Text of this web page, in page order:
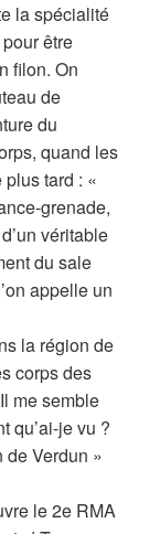
la spécialité
être
filon. On
de
du
quand les
tard : «
grenade,
véritable
du sale
appelle un
la région de
corps des
me semble
qu’ai-je vu ?
de Verdun »
le 2e RMA